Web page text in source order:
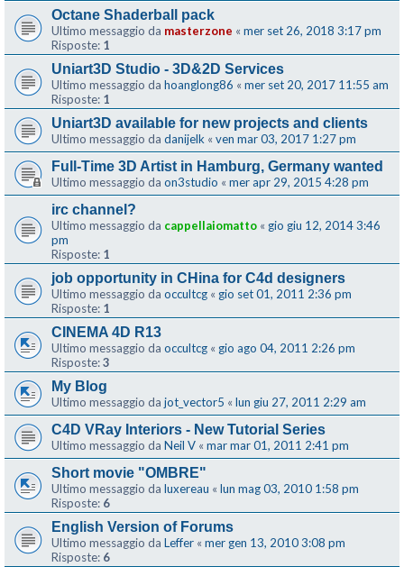
Octane Shaderball pack
Ultimo messaggio da masterzone « mer set 26, 2018 3:17 pm
Risposte: 1
Uniart3D Studio - 3D&2D Services
Ultimo messaggio da hoanglong86 « mer set 20, 2017 11:55 am
Risposte: 1
Uniart3D available for new projects and clients
Ultimo messaggio da danijelk « ven mar 03, 2017 1:27 pm
Full-Time 3D Artist in Hamburg, Germany wanted
Ultimo messaggio da on3studio « mer apr 29, 2015 4:28 pm
irc channel?
Ultimo messaggio da cappellaiomatto « gio giu 12, 2014 3:46
pm
Risposte: 1
job opportunity in CHina for C4d designers
Ultimo messaggio da occultcg « gio set 01, 2011 2:36 pm
Risposte: 1
CINEMA 4D R13
Ultimo messaggio da occultcg « gio ago 04, 2011 2:26 pm
Risposte:3
My Blog
Ultimo messaggio da jot_vector5 « lun giu 27, 2011 2:29 am
C4D VRay Interiors - New Tutorial Series
Ultimo messaggio da Neil V « mar mar 01, 2011 2:41 pm
Short movie "OMBRE"
Ultimo messaggio da luxereau « lun mag 03, 2010 1:58 pm
Risposte: 6
English Version of Forums
Ultimo messaggio da Leffer « mer gen 13, 2010 3:08 pm
Risposte: 6